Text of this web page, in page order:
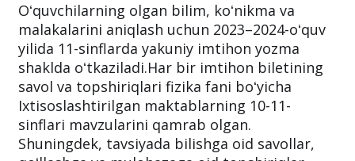
Oʻquvchilarning olgan bilim, koʻnikma va
malakalarini aniqlash uchun 2023–2024-oʻquv
yilida 11-sinflarda yakuniy imtihon yozma
shaklda oʻtkaziladi.Har bir imtihon biletining
savol va topshiriqlari fizika fani boʻyicha
Ixtisoslashtirilgan maktablarning 10-11-
sinflari mavzularini qamrab olgan.
Shuningdek, tavsiyada bilishga oid savollar,